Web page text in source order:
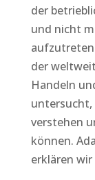
der
und nicht
der
Handeln
untersucht,
verstehen
können.
erklären